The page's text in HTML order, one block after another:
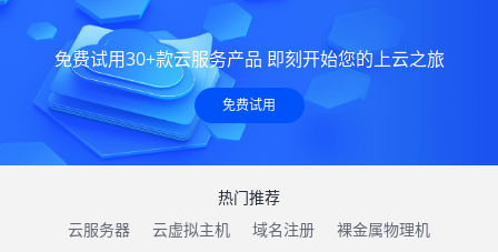
免费试用30+款云服务产品 即刻开始您的上云之旅
免费试用
热门推荐
云服务器
云虚拟主机 域名注册 裸金属物理机